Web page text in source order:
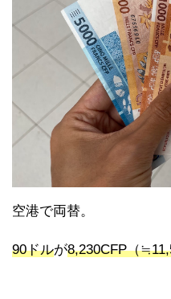
空港で両替。
90ドルが8,230CFP（